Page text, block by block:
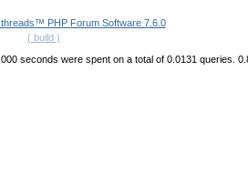
PHP Forum Software 7.6.0
( build )
seconds were spent on a total of 0.0131 queries.